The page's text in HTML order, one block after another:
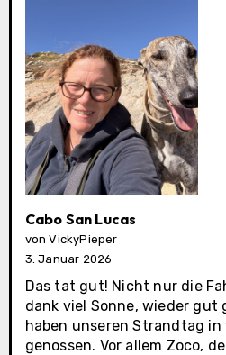
Cabo San Lucas
von VickyPieper
3. Januar 2026
Das tat gut! Nicht nur die
dank viel Sonne, wieder gut
haben unseren Strandtag in
genossen. Vor allem Zoco,